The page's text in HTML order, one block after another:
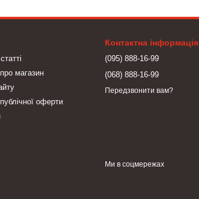
магазин
оферти
Контактна інформація
(095) 888-16-99
(068) 888-16-99
Передзвонити вам?
Ми в соцмережах